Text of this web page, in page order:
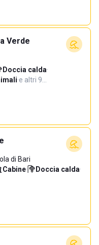
Verde
Doccia calda·
·e altri 9…
di Bari
Cabine· Doccia calda·